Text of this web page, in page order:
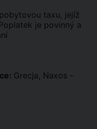
taxu, jejíž
je povinný a
Grecja, Naxos -